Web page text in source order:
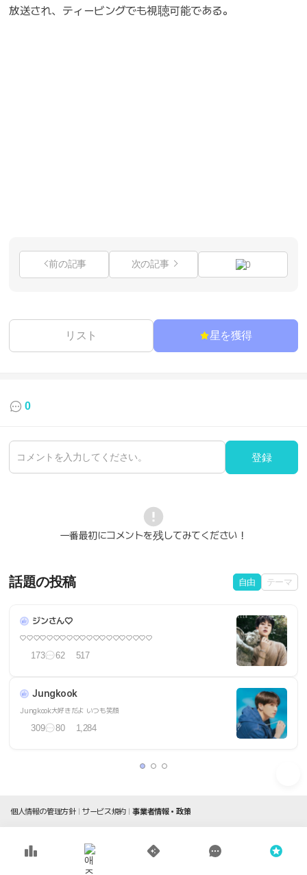
放送され、ティービングでも視聴可能である。
前の記事 次の記事 0
リスト 星を獲得
0
登録
一番最初にコメントを残してみてください！
話題の投稿 自由 テーマ
ジンさん♡
♡♡♡♡♡♡♡♡♡♡♡♡♡♡♡♡♡♡♡♡
173 62 517
Jungkook
Jungkook大好きだよ いつも笑顔
309 80 1,284
個人情報の管理方針 サービス規約 事業者情報・政策